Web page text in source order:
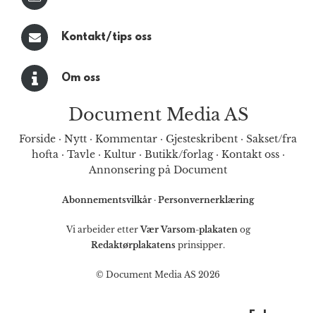
Kontakt/tips oss
Om oss
Document Media AS
Forside · Nytt · Kommentar · Gjesteskribent · Sakset/fra
hofta· Tavle· Kultur· Butikk/forlag· Kontakt oss·
Annonsering på Document
Abonnementsvilkår · Personvernerklæring
Vi arbeider etterVær Varsom-plakaten og
Redaktørplakatens prinsipper.
© Document Media AS 2026